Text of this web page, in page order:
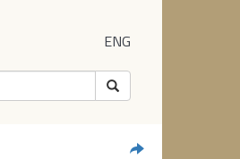
ENG